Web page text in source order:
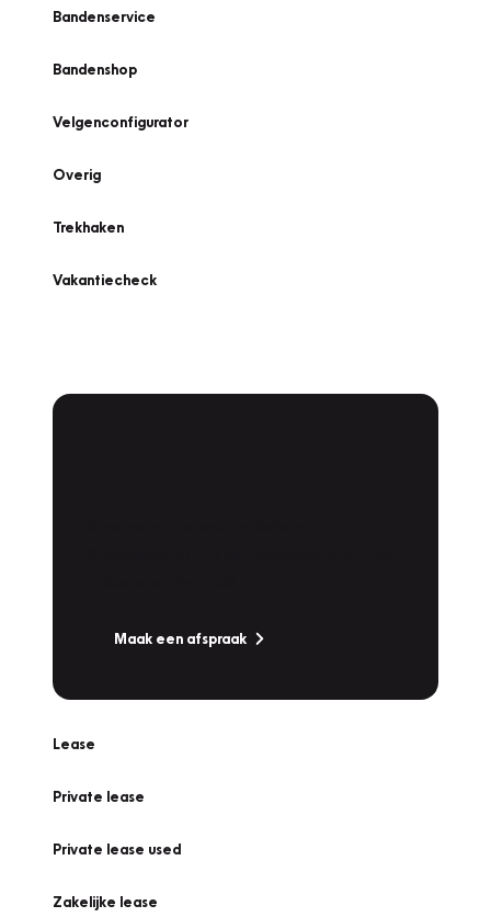
Bandenservice
Bandenshop
Velgenconfigurator
Overig
Trekhaken
Vakantiecheck
Maak een afspraak
Lease
Private lease
Private lease used
Zakelijke lease